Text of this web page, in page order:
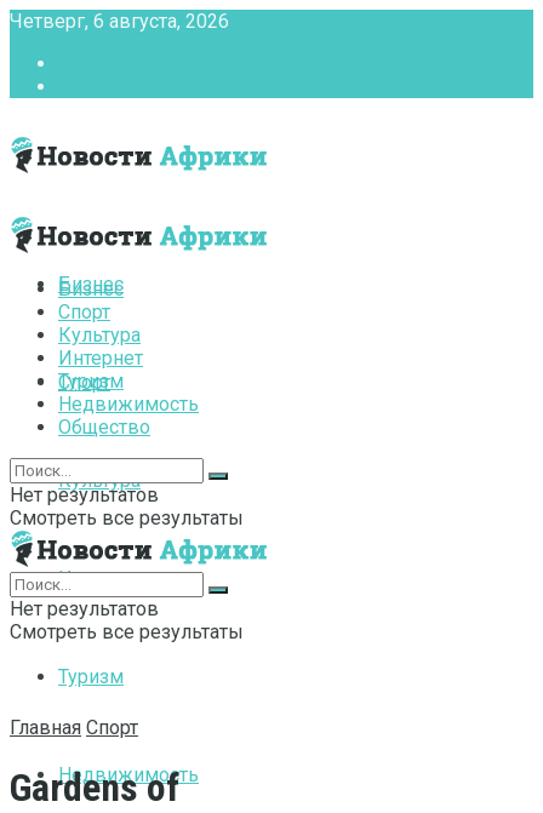
Четверг, 6 августа, 2026
Бизнес
Спорт
Культура
Интернет
Туризм
Недвижимость
Бизнес
Спорт
Культура
Интернет
Туризм
Недвижимость
Общество
Нет результатов
Смотреть все результаты
Нет результатов
Смотреть все результаты
Главная Спорт
Gardens of